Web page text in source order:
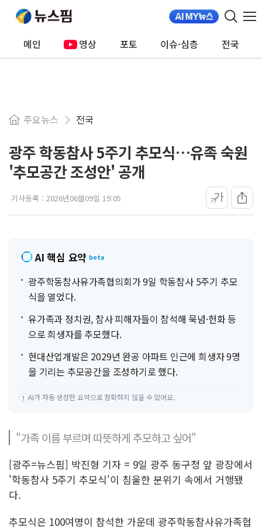
메인 영상 포토 이슈·심층 전국
주요뉴스 전국
광주 학동참사 5주기 추모식…유족 숙원
'추모공간 조성안' 공개
기사등록 : 2026년06월09일 19:05 가가
AI 핵심 요약 beta
광주학동참사유가족협의회가 9일 학동참사 5주기 추모
식을 열었다.
유가족과 정치권, 참사 피해자들이 참석해 묵념·헌화 등
으로 희생자를 추모했다.
현대산업개발은 2029년 완공 아파트 인근에 희생자 9명
을 기리는 추모공간을 조성하기로 했다.
! AI가 자동 생성한 요약으로 정확하지 않을 수 있어요.
"가족 이름 부르며 따뜻하게 추모하고 싶어"
[광주=뉴스핌] 박진형 기자 = 9일 광주 동구청 앞 광장에서
'학동참사 5주기 추모식'이 침울한 분위기 속에서 거행됐
다.
추모식은 100여명이 참석한 가운데 광주학동참사유가족협